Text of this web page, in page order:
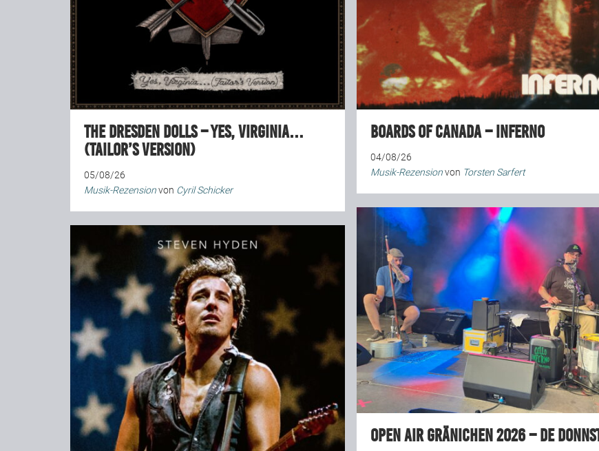
The Dresden Dolls – Yes, Virginia…
(Tailor’s Version)
05/08/26
Musik-Rezensionvon Cyril Schicker
Boards Of Canada – Inferno
04/08/26
Musik-Rezensionvon Torsten Sarfert
Open Air Gränichen 2026 – De